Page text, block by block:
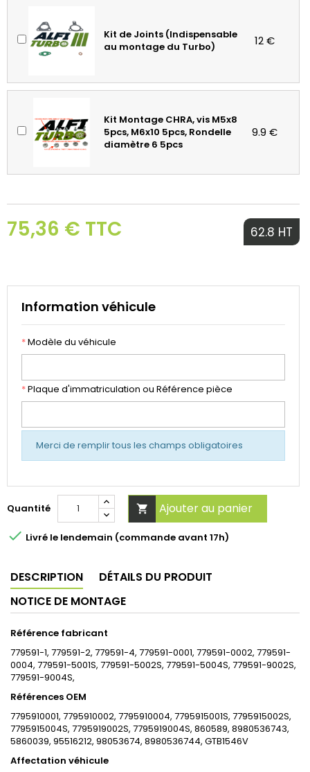
Kit de Joints (Indispensable
au montage du Turbo)
12 €
Kit Montage CHRA, vis M5x8
5pcs, M6x10 5pcs, Rondelle
diamètre 6 5pcs
9.9 €
75,36 € TTC 62.8 HT
Information véhicule
*Modèle du véhicule
*Plaque d'immatriculation ou Référence pièce
Merci de remplir tous les champs obligatoires
Quantité  Ajouter au panier
 Livré le lendemain (commande avant 17h)
DESCRIPTION
DÉTAILS DU PRODUIT
NOTICE DE MONTAGE
Référence fabricant
779591-1, 779591-2, 779591-4, 779591-0001, 779591-0002, 779591-
0004, 779591-5001S, 779591-5002S, 779591-5004S, 779591-9002S,
779591-9004S,
Références OEM
7795910001, 7795910002, 7795910004, 7795915001S, 7795915002S,
7795915004S, 7795919002S, 7795919004S, 860589, 8980536743,
5860039, 95516212, 98053674, 8980536744, GTB1546V
Affectation véhicule